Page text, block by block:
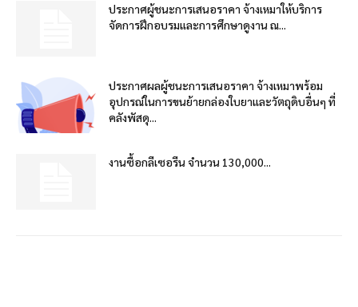
ประกาศผู้ชนะการเสนอราคา จ้างเหมาให้บริการ
จัดการฝึกอบรมและการศึกษาดูงาน ณ...
ประกาศผลผู้ชนะการเสนอราคา จ้างเหมาพร้อม
อุปกรณ์ในการขนย้ายกล่องใบยาและวัตถุดิบอื่นๆ ที่
คลังพัสดุ...
งานซื้อกลีเซอรีน จำนวน 130,000...